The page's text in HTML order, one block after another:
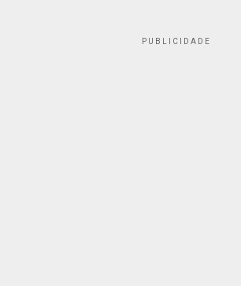
PUBLICIDADE